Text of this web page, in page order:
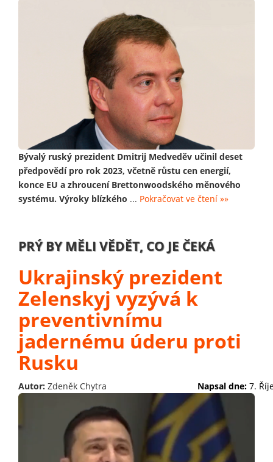
Bývalý ruský prezident Dmitrij Medveděv učinil deset
předpovědí pro rok 2023, včetně růstu cen energií,
konce EU a zhroucení Brettonwoodského měnového
systému. Výroky blízkého ... Pokračovat ve čtení »»
PRÝ BY MĚLI VĚDĚT, CO JE ČEKÁ
Ukrajinský prezident
Zelenskyj vyzývá k
preventivnímu
jadernému úderu proti
Rusku
Autor: Zdeněk Chytra Napsal dne: 7.